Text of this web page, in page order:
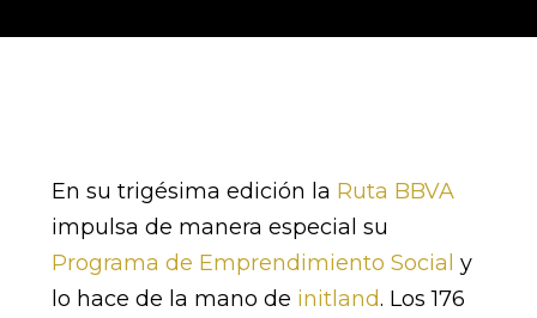
En su trigésima edición la Ruta BBVA
impulsa de manera especial su
Programa de Emprendimiento Social y
lo hace de la mano de initland. Los 176